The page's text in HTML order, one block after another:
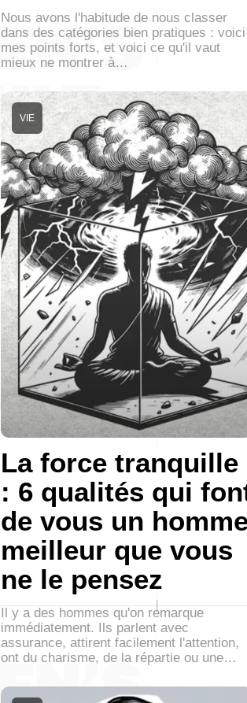
Nous avons l'habitude de nous classer
dans des catégories bien pratiques : voici
mes points forts, et voici ce qu'il vaut
mieux ne montrer à…
La force tranquille
: 6 qualités qui
de vous un
meilleur que vous
ne le pensez
VIE
Il y a des hommes qu'on remarque
immédiatement. Ils parlent avec
assurance, attirent facilement l'attention,
ont du charisme, de la répartie ou une…